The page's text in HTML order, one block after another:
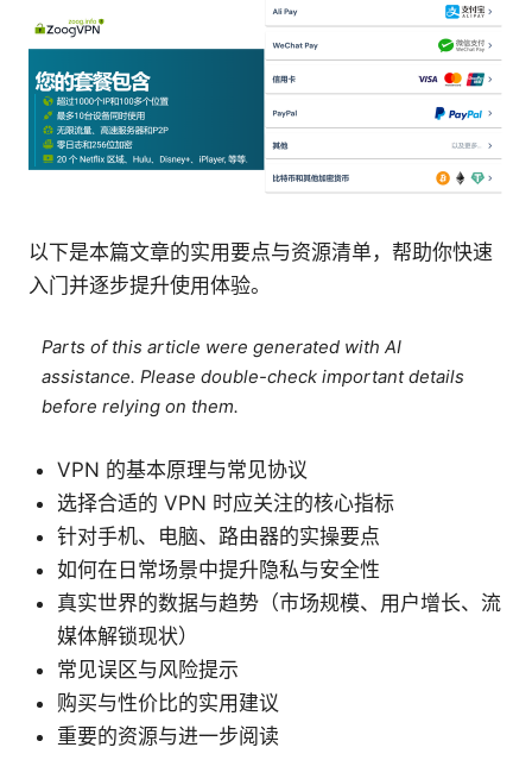
以下是本篇文章的实用要点与资源清单，帮助你快速
入门并逐步提升使用体验。
Parts of this article were generated with AI
assistance. Please double-check important details
before relying on them.
VPN 的基本原理与常见协议
选择合适的 VPN 时应关注的核心指标
针对手机、电脑、路由器的实操要点
如何在日常场景中提升隐私与安全性
真实世界的数据与趋势（市场规模、用户增长、流
媒体解锁现状）
常见误区与风险提示
购买与性价比的实用建议
重要的资源与进一步阅读